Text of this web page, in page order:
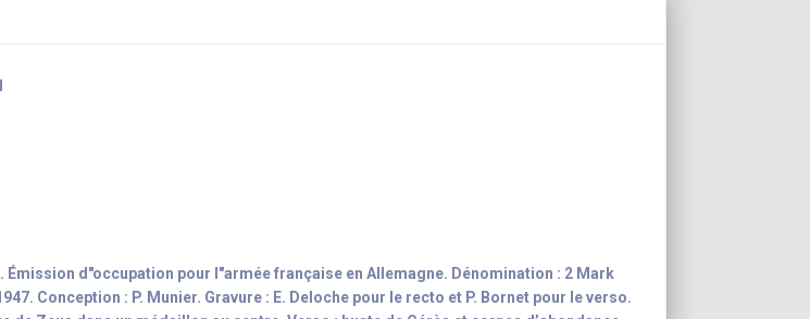
Émission d"occupation pour l"armée française en Allemagne. Dénomination : 2 Mark
Conception : P. Munier. Gravure : E. Deloche pour le recto et P. Bornet pour le verso.